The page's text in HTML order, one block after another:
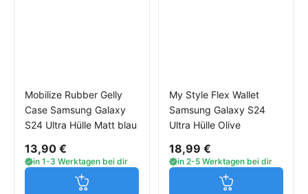
Mobilize Rubber Gelly
Case Samsung Galaxy
S24 Ultra Hülle Matt blau
13,90 €
in 1-3 Werktagen bei dir
Jetzt in den Warenkorb
My Style Flex Wallet
Samsung Galaxy S24
Ultra Hülle Olive
18,99 €
in 2-5 Werktagen bei dir
Jetzt in den